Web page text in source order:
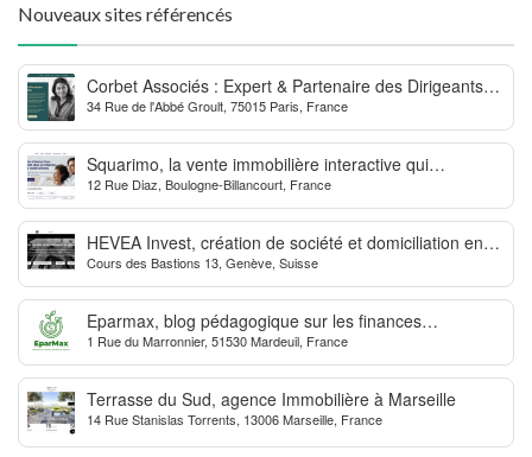
Nouveaux sites référencés
Corbet Associés : Expert & Partenaire des Dirigeants
d’Entreprise
34 Rue de l'Abbé Groult, 75015 Paris, France
Squarimo, la vente immobilière interactive qui
dynamise les transactions
12 Rue Diaz, Boulogne-Billancourt, France
HEVEA Invest, création de société et domiciliation en
Suisse
Cours des Bastions 13, Genève, Suisse
Eparmax, blog pédagogique sur les finances
personnelles
1 Rue du Marronnier, 51530 Mardeuil, France
Terrasse du Sud, agence Immobilière à Marseille
14 Rue Stanislas Torrents, 13006 Marseille, France